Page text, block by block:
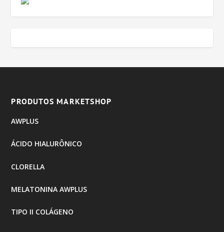
PRODUTOS MARKETSHOP
AWPLUS
ÁCIDO HIALURÔNICO
CLORELLA
MELATONINA AWPLUS
TIPO II COLÁGENO